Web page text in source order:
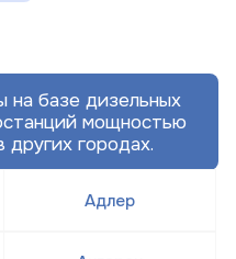
на базе дизельных
мощностью
городах.
Адлер